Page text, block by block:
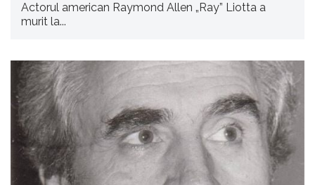
Actorul american Raymond Allen „Ray” Liotta a
murit la...